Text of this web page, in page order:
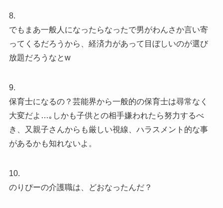
8.
でもまあ一般人になったらなったで男がわんさか言い寄
ってくるだろうから、経済力があって目ぼしいのが選び
放題だろうなとw
9.
保育士になるの？芸能界から一般的の保育士は尋常なく
大変だよ…｡しかも子供との相手嫌われたら努力するべ
き、又親子さんからも厳しい視線、ハラスメント的な事
があるかも知れないよ。
10.
のりぴーの介護職は、どおなったんだ？